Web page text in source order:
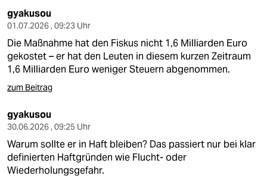
gyakusou
01.07.2026 , 09:23 Uhr
Die Maßnahme hat den Fiskus nicht 1,6 Milliarden Euro
gekostet – er hat den Leuten in diesem kurzen Zeitraum
1,6 Milliarden Euro weniger Steuern abgenommen.
zum Beitrag
gyakusou
30.06.2026 , 09:25 Uhr
Warum sollte er in Haft bleiben? Das passiert nur bei klar
definierten Haftgründen wie Flucht- oder
Wiederholungsgefahr.